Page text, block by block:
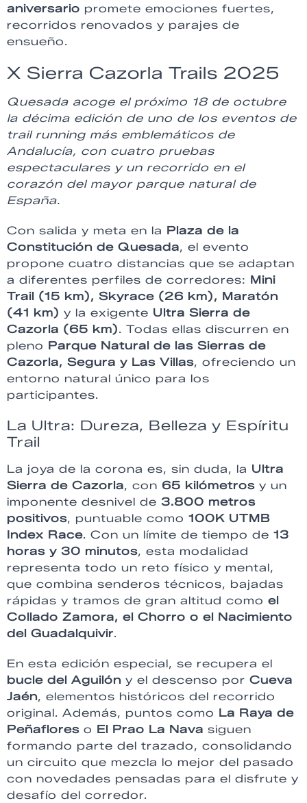
aniversario promete emociones fuertes,
recorridos renovados y parajes de
ensueño.
X Sierra Cazorla Trails 2025
Quesada acoge el próximo 18 de octubre
la décima edición de uno de los eventos de
trail running más emblemáticos de
Andalucía, con cuatro pruebas
espectaculares y un recorrido en el
corazón del mayor parque natural de
España.
Con salida y meta en la Plaza de la
Constitución de Quesada, el evento
propone cuatro distancias que se adaptan
a diferentes perfiles de corredores: Mini
Trail (15 km), Skyrace (26 km), Maratón
(41 km) y la exigente Ultra Sierra de
Cazorla (65 km). Todas ellas discurren en
pleno Parque Natural de las Sierras de
Cazorla, Segura y Las Villas, ofreciendo un
entorno natural único para los
participantes.
La Ultra: Dureza, Belleza y Espíritu
Trail
La joya de la corona es, sin duda, la Ultra
Sierra de Cazorla, con 65 kilómetros y un
imponente desnivel de 3.800 metros
positivos, puntuable como 100K UTMB
Index Race. Con un límite de tiempo de 13
horas y 30 minutos, esta modalidad
representa todo un reto físico y mental,
que combina senderos técnicos, bajadas
rápidas y tramos de gran altitud como el
Collado Zamora, el Chorro o el Nacimiento
del Guadalquivir.
En esta edición especial, se recupera el
bucle del Aguilón y el descenso por Cueva
Jaén, elementos históricos del recorrido
original. Además, puntos como La Raya de
Peñaflores o El Prao La Nava siguen
formando parte del trazado, consolidando
un circuito que mezcla lo mejor del pasado
con novedades pensadas para el disfrute y
desafío del corredor.